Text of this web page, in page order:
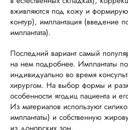
вживляются под кожу и
контур), имплантация
имплантата).
Последний вариант самый
на нем подробнее. Имплантаты
индивидуально во время
хирургом. На выбор формы и
особенности ягодиц пациента и
Из материалов используют
имплантаты) и собственную